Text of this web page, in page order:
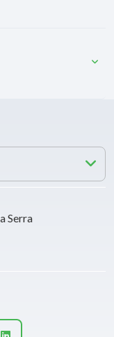
Serra